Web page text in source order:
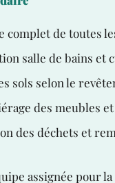
complet de toutes
salle de bains et
sols selon le
des meubles
des déchets et
assignée pour